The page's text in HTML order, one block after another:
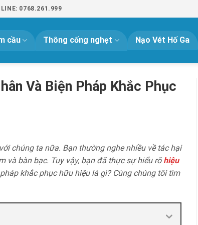
0768.261.999
cầu Thông cống nghẹt Nạo Vét Hố Ga
Và Biện Pháp Khắc Phục
chúng ta nữa. Bạn thường nghe nhiều về tác hại
và bàn bạc. Tuy vậy, bạn đã thực sự hiểu rõ hiệu
khắc phục hữu hiệu là gì? Cùng chúng tôi tìm